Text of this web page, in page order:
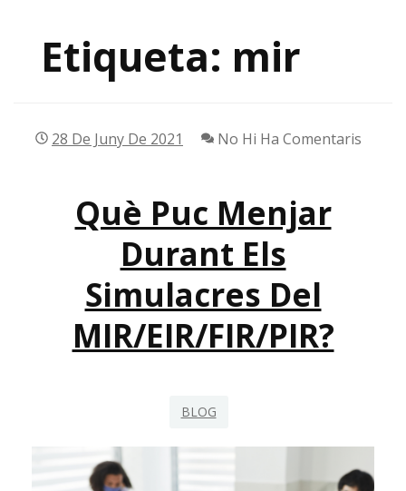
Etiqueta: mir
28 De Juny De 2021 No Hi Ha Comentaris
Què Puc Menjar
Durant Els
Simulacres Del
MIR/EIR/FIR/PIR?
BLOG